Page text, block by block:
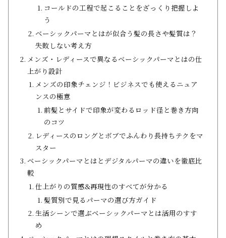
コールドの工程で起こることをざっくり把握しよ
う
ベーシックパーマとはが似合う髪の長さや髪質は？
失敗しない考え方
メンズ・レディースで異なるベーシックパーマとはの仕
上がり設計
メンズの印象チェンジ！ビジネスでも使えるニュア
ンスの極意
前髪とサイドで印象が変わるロッド径と巻き方向
のコツ
レディースのロングとボブでふんわり長持ちテクをマ
スター
ベーシックパーマとはとデジタルパーマの違いを徹底比
較
仕上がりの質感&再現性のすべてが分かる
髪質別で見るパーマの選び方ガイド
生活シーンで選ぶベーシックパーマとは活用のすす
め